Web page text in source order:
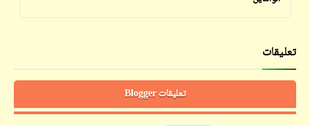
تعليقات
تعليقات Blogger